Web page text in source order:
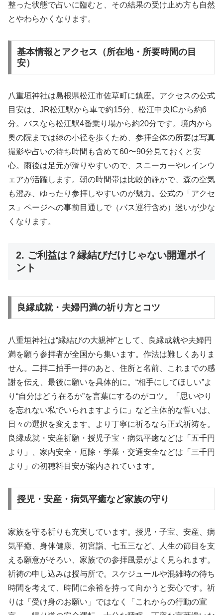
整った状態で占いに臨むと、その結果の受け止め方も自然
とやわらかくなります。
基本情報とアクセス（所在地・所要時間の目
安）
八重垣神社は島根県松江市佐草町に鎮座。アクセスの公式
目安は、JR松江駅から車で約15分、松江中央ICから約6
分。バスなら松江駅4番乗り場から約20分です。境内から
奥の院までは緑の小径を歩くため、参拝全体の所要は写真
撮影や占いの待ち時間も含めて60〜90分見ておくと安
心。雨後は足元が滑りやすいので、スニーカーやレインウ
ェアが活躍します。朝の時間帯は比較的静かで、森の空気
も澄み、ゆったり参拝しやすいのが魅力。公式の「アクセ
ス」ページへの事前目通しで（バス運行含め）迷いが少な
くなります。
2. ご利益は？縁結びだけじゃない開運ポイ
ント
良縁成就・夫婦円満の祈り方とコツ
八重垣神社は“縁結びの大親神”として、良縁成就や夫婦円
満を願う参拝者が全国から集います。作法は難しくありま
せん。二拝二拍手一拝のあと、住所と名前、これまでの感
謝を伝え、最後に願いを具体的に。“相手にしてほしい”よ
り“自分はどう在るか”を言葉にするのがコツ。「思いやり
を忘れない私でいられますように」など主体的な誓いは、
日々の選択を変えます。より丁寧に祈るなら正式祈祷を。
良縁成就・安産祈願・授児子宝・病気平癒などは「五千円
より」、家内安全・厄除・学業・交通安全などは「三千円
より」の初穂料目安が案内されています。
授児・安産・病気平癒など家族の守り
家族を守る祈りも充実しています。授児・子宝、安産、病
気平癒、身体健康、初宮詣、七五三など、人生の節目を支
える願意がそろい、家族での参拝風景がよく見られます。
祈祷の申し込みは授与所で。スケジュールや混雑時の待ち
時間を考えて、時間に余裕を持って向かうと安心です。祈
りは「受け身のお願い」ではなく「これからの行動の宣